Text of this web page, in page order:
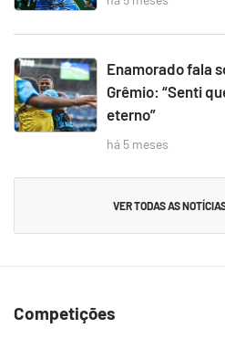
Enamorado fala
Grêmio: “Senti
eterno”
há 5 meses
VER TODAS AS
Competições